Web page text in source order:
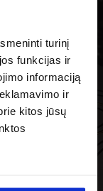
turinį
funkcijas ir
informaciją
ir
kitos jūsų